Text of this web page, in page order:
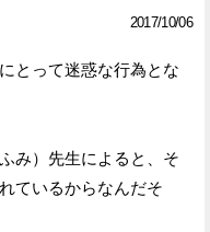
ェ
す
る
2017/10/06
とって迷惑な行為とな
み）先生によると、そ
ているからなんだそ